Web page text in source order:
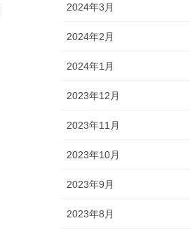
2024年3月
2024年2月
2024年1月
2023年12月
2023年11月
2023年10月
2023年9月
2023年8月